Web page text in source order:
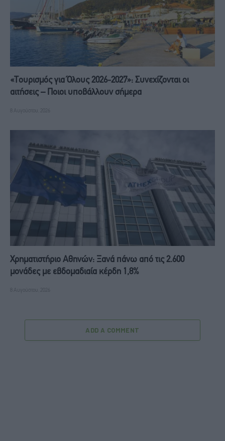
«Τουρισμός για Όλους 2026-2027»: Συνεχίζονται οι
αιτήσεις – Ποιοι υποβάλλουν σήμερα
8 Αυγούστου, 2026
Χρηματιστήριο Αθηνών: Ξανά πάνω από τις 2.600
μονάδες με εβδομαδιαία κέρδη 1,8%
8 Αυγούστου, 2026
ADD A COMMENT